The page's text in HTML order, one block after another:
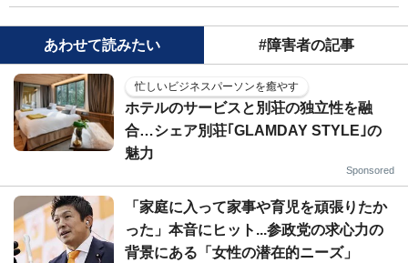
あわせて読みたい #障害者の記事
忙しいビジネスパーソンを癒やす
ホテルのサービスと別荘の独立性を融
合…シェア別荘｢GLAMDAY STYLE｣の
魅力
Sponsored
「家庭に入って家事や育児を頑張りたか
った」本音にヒット...参政党の求心力の
背景にある「女性の潜在的ニーズ」